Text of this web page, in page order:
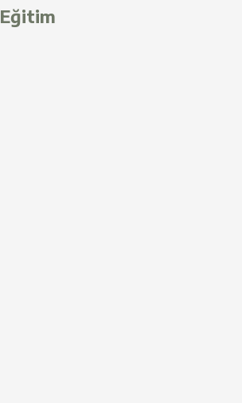
Eğitim